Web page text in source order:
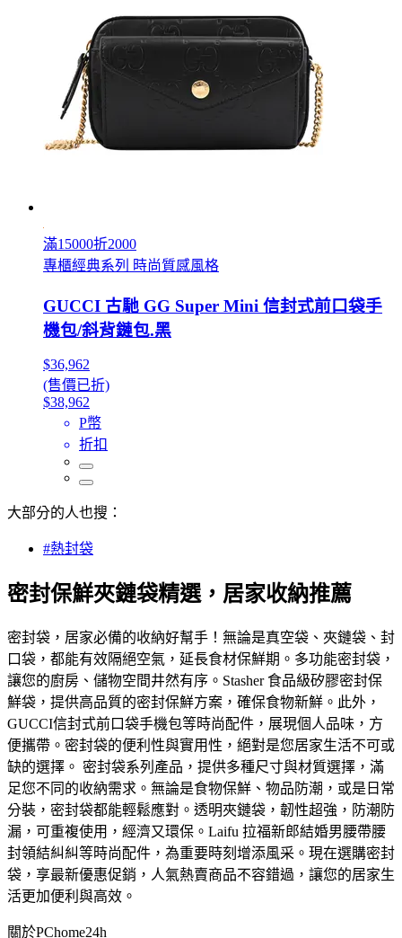
滿15000折2000
專櫃經典系列 時尚質感風格
GUCCI 古馳 GG Super Mini 信封式前口袋手
機包/斜背鏈包.黑
$36,962
(售價已折)
$38,962
P幣
折扣
大部分的人也搜：
#熱封袋
密封保鮮夾鏈袋精選，居家收納推薦
密封袋，居家必備的收納好幫手！無論是真空袋、夾鏈袋、封
口袋，都能有效隔絕空氣，延長食材保鮮期。多功能密封袋，
讓您的廚房、儲物空間井然有序。Stasher 食品級矽膠密封保
鮮袋，提供高品質的密封保鮮方案，確保食物新鮮。此外，
GUCCI信封式前口袋手機包等時尚配件，展現個人品味，方
便攜帶。密封袋的便利性與實用性，絕對是您居家生活不可或
缺的選擇。 密封袋系列產品，提供多種尺寸與材質選擇，滿
足您不同的收納需求。無論是食物保鮮、物品防潮，或是日常
分裝，密封袋都能輕鬆應對。透明夾鏈袋，韌性超強，防潮防
漏，可重複使用，經濟又環保。Laifu 拉福新郎結婚男腰帶腰
封領結糾糾等時尚配件，為重要時刻增添風采。現在選購密封
袋，享最新優惠促銷，人氣熱賣商品不容錯過，讓您的居家生
活更加便利與高效。
關於PChome24h